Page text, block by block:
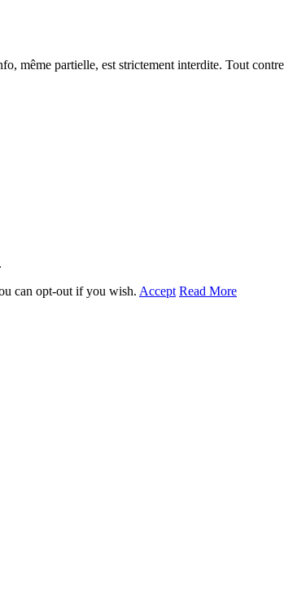
même partielle, est strictement interdite. Tout
can opt-out if you wish. Accept Read More